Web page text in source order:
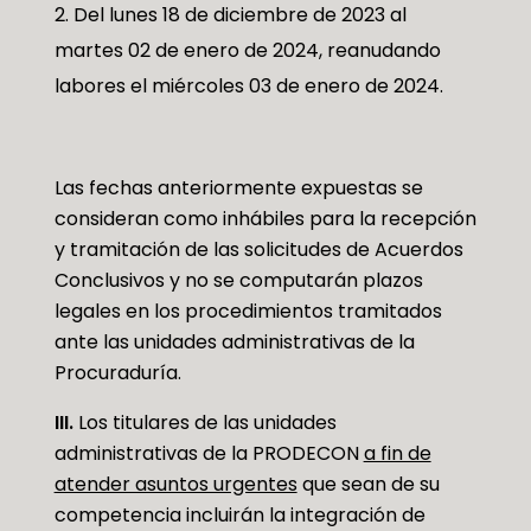
Del lunes 18 de diciembre de 2023 al
martes 02 de enero de 2024, reanudando
labores el miércoles 03 de enero de 2024.
Las fechas anteriormente expuestas se
consideran como inhábiles para la recepción
y tramitación de las solicitudes de Acuerdos
Conclusivos y no se computarán plazos
legales en los procedimientos tramitados
ante las unidades administrativas de la
Procuraduría.
III.Los titulares de las unidades
administrativas de la PRODECONa fin de
atender asuntos urgentes que sean de su
competencia incluirán la integración de